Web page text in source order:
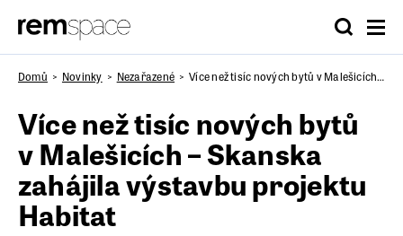
Domů Novinky Nezařazené Více než tisíc nových bytů v Malešicích – Skanska zahájila výstavbu projektu Habitat
Více než tisíc nových bytů
v Malešicích – Skanska
zahájila výstavbu projektu
Habitat